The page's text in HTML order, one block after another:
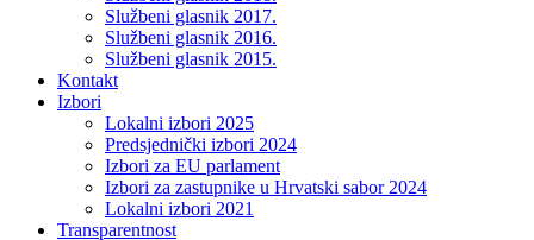
Službeni glasnik 2017.
Službeni glasnik 2016.
Službeni glasnik 2015.
Kontakt
Izbori
Lokalni izbori 2025
Predsjednički izbori 2024
Izbori za EU parlament
Izbori za zastupnike u Hrvatski sabor 2024
Lokalni izbori 2021
Transparentnost